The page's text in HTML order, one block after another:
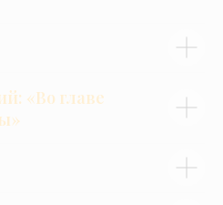
«Во главе